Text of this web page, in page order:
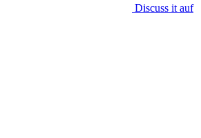
Discuss it auf